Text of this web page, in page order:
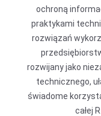
ochroną
praktykami
rozwiązań
rozwijany jako
technicznego,
świadome
całej